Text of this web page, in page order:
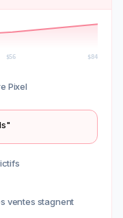
$56 $ 84
Pixel
ventes stagnent